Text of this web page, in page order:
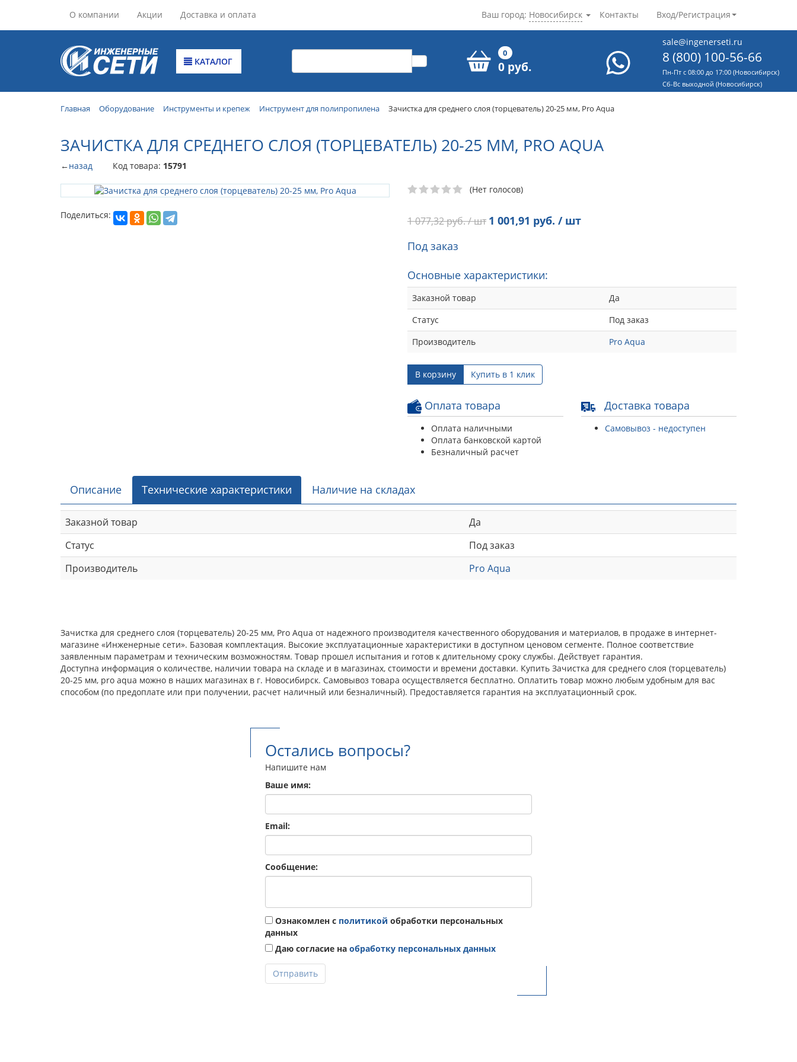
О компании Акции Доставка и оплата Контакты Вход/Регистрация
Ваш город: Новосибирск
КАТАЛОГ
0
0 руб.
sale@ingenerseti.ru
8 (800) 100-56-66
Пн-Пт с 08:00 до 17:00 (Новосибирск)
Cб-Вс выходной (Новосибирск)
Главная Оборудование Инструменты и крепеж Инструмент для полипропилена Зачистка для среднего слоя (торцеватель) 20-25 мм, Pro Aqua
ЗАЧИСТКА ДЛЯ СРЕДНЕГО СЛОЯ (ТОРЦЕВАТЕЛЬ) 20-25 ММ, PRO AQUA
←назад Код товара: 15791
Поделиться:
(Нет голосов)
1 077,32руб. / шт 1 001,91 руб. / шт
Под заказ
Основные характеристики:
Заказной товар
Да
Статус
Под заказ
Производитель
Pro Aqua
В корзину Купить в 1 клик
Оплата товара
Оплата наличными
Оплата банковской картой
Безналичный расчет
Доставка товара
Самовывоз - недоступен
Описание Технические характеристики Наличие на складах
Заказной товар
Да
Статус
Под заказ
Производитель
Pro Aqua
Зачистка для среднего слоя (торцеватель) 20-25 мм, Pro Aqua от надежного производителя качественного оборудования и материалов, в продаже в интернет-
магазине «Инженерные сети». Базовая комплектация. Высокие эксплуатационные характеристики в доступном ценовом сегменте. Полное соответствие
заявленным параметрам и техническим возможностям. Товар прошел испытания и готов к длительному сроку службы. Действует гарантия.
Доступна информация о количестве, наличии товара на складе и в магазинах, стоимости и времени доставки. Купить Зачистка для среднего слоя (торцеватель)
20-25 мм, pro aqua можно в наших магазинах в г. Новосибирск. Самовывоз товара осуществляется бесплатно. Оплатить товар можно любым удобным для вас
способом (по предоплате или при получении, расчет наличный или безналичный). Предоставляется гарантия на эксплуатационный срок.
Остались вопросы?
Напишите нам
Ваше имя:
Email:
Сообщение:
Ознакомлен с политикой обработки персональных
данных
Даю согласие на обработку персональных данных
Отправить